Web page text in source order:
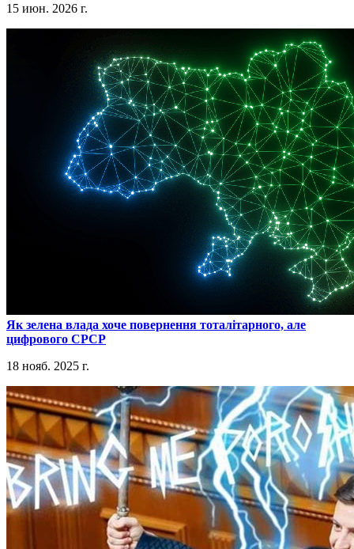
15 июн. 2026 г.
​Як зелена влада хоче повернення тоталітарного, але
цифрового СРСР
18 нояб. 2025 г.